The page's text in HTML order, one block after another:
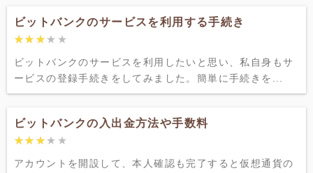
ビットバンクのサービスを利用する手続き
★★★★★
★★★★★
ビットバンクのサービスを利用したいと思い、私自身もサ
ービスの登録手続きをしてみました。簡単に手続きを...
ビットバンクの入出金方法や手数料
★★★★★
★★★★★
アカウントを開設して、本人確認も完了すると仮想通貨の